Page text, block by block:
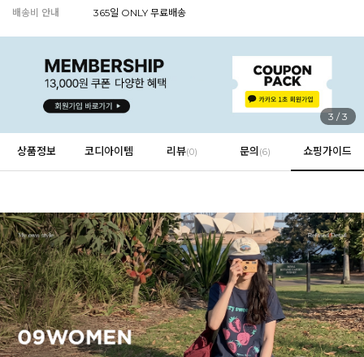
인플루언서 PICK한 지금 꼭 필요한 장마룩!
배송비 안내
365일 ONLY 무료배송
1 /3
상품정보 코디아이템 리뷰(0) 문의 (6) 쇼핑가이드